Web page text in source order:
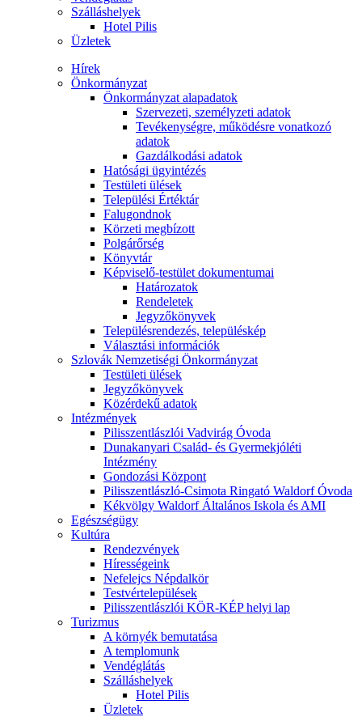
Szálláshelyek
Hotel Pilis
Üzletek
Hírek
Önkormányzat
Önkormányzat alapadatok
Szervezeti, személyzeti adatok
Tevékenységre, működésre vonatkozó
adatok
Gazdálkodási adatok
Hatósági ügyintézés
Testületi ülések
Települési Értéktár
Falugondnok
Körzeti megbízott
Polgárőrség
Könyvtár
Képviselő-testület dokumentumai
Határozatok
Rendeletek
Jegyzőkönyvek
Településrendezés, településkép
Választási információk
Szlovák Nemzetiségi Önkormányzat
Testületi ülések
Jegyzőkönyvek
Közérdekű adatok
Intézmények
Pilisszentlászlói Vadvirág Óvoda
Dunakanyari Család- és Gyermekjóléti
Intézmény
Gondozási Központ
Pilisszentlászló-Csimota Ringató Waldorf Óvoda
Kékvölgy Waldorf Általános Iskola és AMI
Egészségügy
Kultúra
Rendezvények
Hírességeink
Nefelejcs Népdalkör
Testvértelepülések
Pilisszentlászlói KÖR-KÉP helyi lap
Turizmus
A környék bemutatása
A templomunk
Vendéglátás
Szálláshelyek
Hotel Pilis
Üzletek